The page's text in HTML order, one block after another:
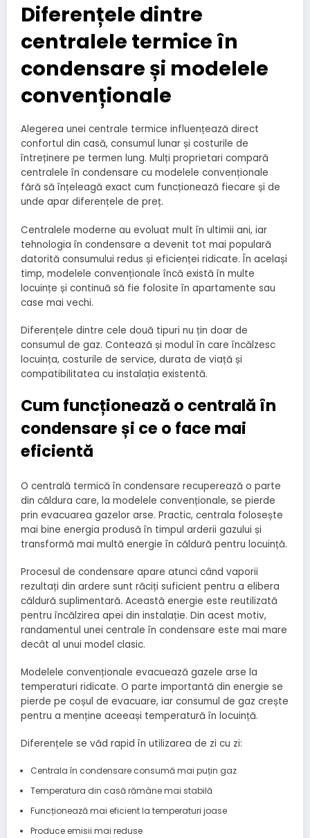
Diferențele dintre
centralele termice în
condensare și modelele
convenționale
Alegerea unei centrale termice influențează direct
confortul din casă, consumul lunar și costurile de
întreținere pe termen lung. Mulți proprietari compară
centralele în condensare cu modelele convenționale
fără să înțeleagă exact cum funcționează fiecare și de
unde apar diferențele de preț.
Centralele moderne au evoluat mult în ultimii ani, iar
tehnologia în condensare a devenit tot mai populară
datorită consumului redus și eficienței ridicate. În același
timp, modelele convenționale încă există în multe
locuințe și continuă să fie folosite în apartamente sau
case mai vechi.
Diferențele dintre cele două tipuri nu țin doar de
consumul de gaz. Contează și modul în care încălzesc
locuința, costurile de service, durata de viață și
compatibilitatea cu instalația existentă.
Cum funcționează o centrală în
condensare și ce o face mai
eficientă
O centrală termică în condensare recuperează o parte
din căldura care, la modelele convenționale, se pierde
prin evacuarea gazelor arse. Practic, centrala folosește
mai bine energia produsă în timpul arderii gazului și
transformă mai multă energie în căldură pentru locuință.
Procesul de condensare apare atunci când vaporii
rezultați din ardere sunt răciți suficient pentru a elibera
căldură suplimentară. Această energie este reutilizată
pentru încălzirea apei din instalație. Din acest motiv,
randamentul unei centrale în condensare este mai mare
decât al unui model clasic.
Modelele convenționale evacuează gazele arse la
temperaturi ridicate. O parte importantă din energie se
pierde pe coșul de evacuare, iar consumul de gaz crește
pentru a menține aceeași temperatură în locuință.
Diferențele se văd rapid în utilizarea de zi cu zi:
Centrala în condensare consumă mai puțin gaz
Temperatura din casă rămâne mai stabilă
Funcționează mai eficient la temperaturi joase
Produce emisii mai reduse